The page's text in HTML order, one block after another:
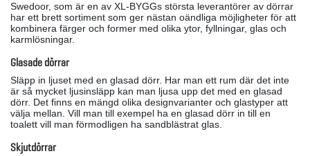
Swedoor, som är en av XL-BYGGs största leverantörer av dörrar
har ett brett sortiment som ger nästan oändliga möjligheter för att
kombinera färger och former med olika ytor, fyllningar, glas och
karmlösningar.
Glasade dörrar
Släpp in ljuset med en glasad dörr. Har man ett rum där det inte
är så mycket ljusinsläpp kan man ljusa upp det med en glasad
dörr. Det finns en mängd olika designvarianter och glastyper att
välja mellan. Vill man till exempel ha en glasad dörr in till en
toalett vill man förmodligen ha sandblästrat glas.
Skjutdörrar